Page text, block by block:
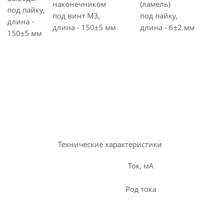
под пайку,
длина -
150±5 мм
наконечником
под винт M3,
длина - 150±5 мм
(ламель)
под пайку,
длина - 6±2 мм
Технические характеристики
Ток, мА
Род тока